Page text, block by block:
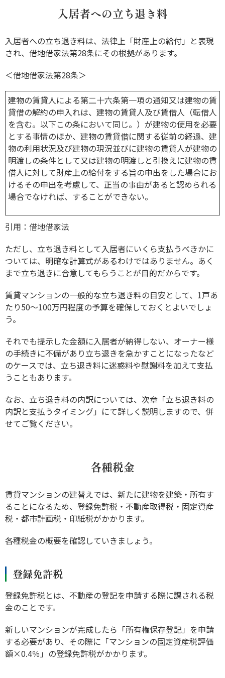
入居者への立ち退き料
入居者への立ち退き料は、法律上「財産上の給付」と表現
され、借地借家法第28条にその根拠があります。
＜借地借家法第28条＞
建物の賃貸人による第二十六条第一項の通知又は建物の賃
貸借の解約の申入れは、建物の賃貸人及び賃借人（転借人
を含む。以下この条において同じ。）が建物の使用を必要
とする事情のほか、建物の賃貸借に関する従前の経過、建
物の利用状況及び建物の現況並びに建物の賃貸人が建物の
明渡しの条件として又は建物の明渡しと引換えに建物の賃
借人に対して財産上の給付をする旨の申出をした場合にお
けるその申出を考慮して、正当の事由があると認められる
場合でなければ、することができない。
引用： 借地借家法
ただし、立ち退き料として入居者にいくら支払うべきかに
ついては、明確な計算式があるわけではありません。あく
まで立ち退きに合意してもらうことが目的だからです。
賃貸マンションの一般的な立ち退き料の目安として、1戸あ
たり50～100万円程度の予算を確保しておくとよいでしょ
う。
それでも提示した金額に入居者が納得しない、オーナー様
の手続きに不備があり立ち退きを急かすことになったなど
のケースでは、立ち退き料に迷惑料や慰謝料を加えて支払
うこともあります。
なお、立ち退き料の内訳については、次章「立ち退き料の
内訳と支払うタイミング」にて詳しく説明しますので、併
せてご覧ください。
各種税金
賃貸マンションの建替えでは、新たに建物を建築・所有す
ることになるため、登録免許税・不動産取得税・固定資産
税・都市計画税・印紙税がかかります。
各種税金の概要を確認していきましょう。
登録免許税
登録免許税とは、不動産の登記を申請する際に課される税
金のことです。
新しいマンションが完成したら「所有権保存登記」を申請
する必要があり、その際に「マンションの固定資産税評価
額×0.4％」の登録免許税がかかります。